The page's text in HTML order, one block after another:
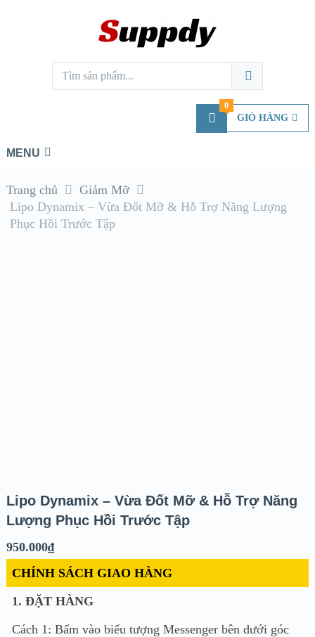
GIỎ HÀNG
0
MENU
Trang chủ
Giảm Mỡ
Lipo Dynamix – Vừa Đốt Mỡ & Hỗ Trợ Năng Lượng
Phục Hồi Trước Tập
Lipo Dynamix – Vừa Đốt Mỡ & Hỗ Trợ Năng
Lượng Phục Hồi Trước Tập
950.000₫
CHÍNH SÁCH GIAO HÀNG
1. ĐẶT HÀNG
Cách 1: Bấm vào biểu tượng Messenger bên dưới góc